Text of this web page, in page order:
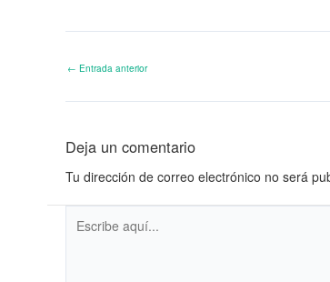
← Entrada anterior
Deja un comentario
Tu dirección de correo electrónico no será
aquí...